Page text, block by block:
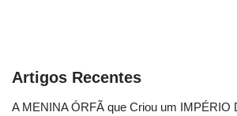
Artigos Recentes
A MENINA ÓRFÃ que Criou um IMPÉRIO